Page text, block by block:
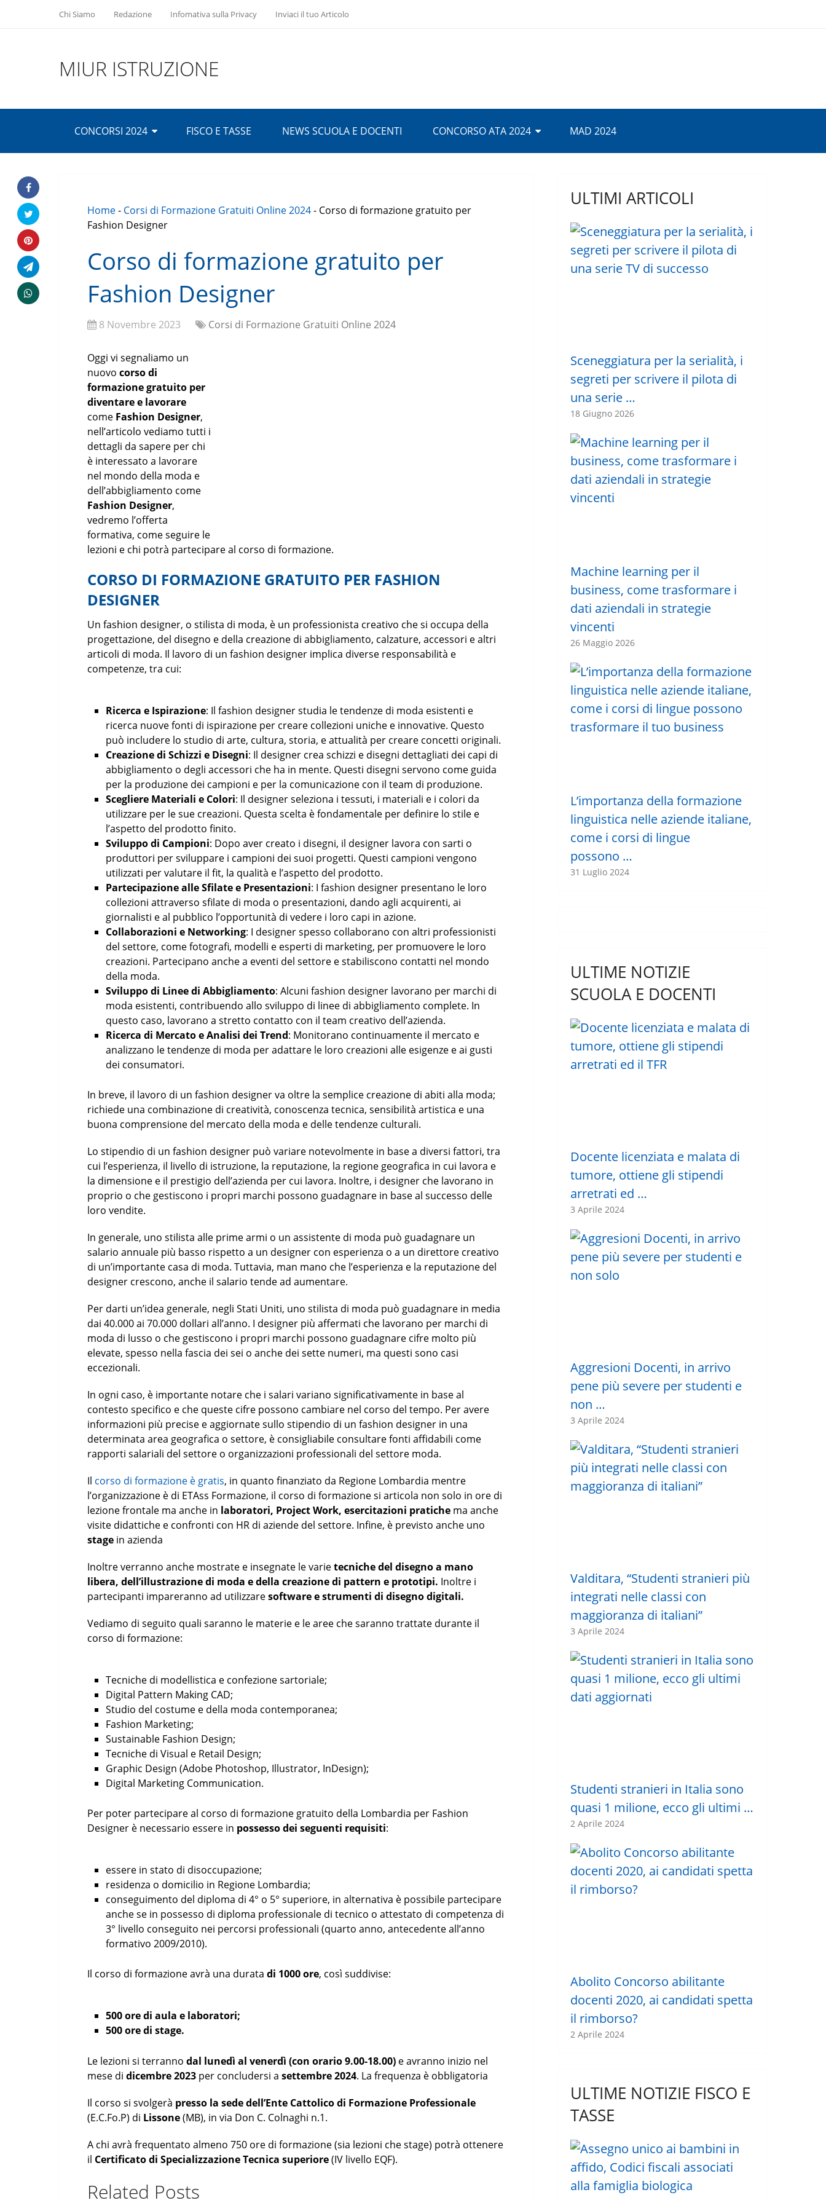
Chi Siamo Redazione Infomativa sulla Privacy Inviaci il tuo Articolo
MIUR ISTRUZIONE
CONCORSI 2024 FISCO E TASSE NEWS SCUOLA E DOCENTI CONCORSO ATA 2024 MAD 2024
Home- Corsi di Formazione Gratuiti Online 2024- Corso di formazione gratuito per
Fashion Designer
Corso di formazione gratuito per
Fashion Designer
8 Novembre 2023 Corsi di Formazione Gratuiti Online 2024
Oggi vi segnaliamo un
nuovo corso di
formazione gratuito per
diventare e lavorare
come Fashion Designer,
nell’articolo vediamo tutti i
dettagli da sapere per chi
è interessato a lavorare
nel mondo della moda e
dell’abbigliamento come
Fashion Designer,
vedremo l’offerta
formativa, come seguire le
lezioni e chi potrà partecipare al corso di formazione.
CORSO DI FORMAZIONE GRATUITO PER FASHION
DESIGNER
Un fashion designer, o stilista di moda, è un professionista creativo che si occupa della
progettazione, del disegno e della creazione di abbigliamento, calzature, accessori e altri
articoli di moda. Il lavoro di un fashion designer implica diverse responsabilità e
competenze, tra cui:
Ricerca e Ispirazione: Il fashion designer studia le tendenze di moda esistenti e
ricerca nuove fonti di ispirazione per creare collezioni uniche e innovative. Questo
può includere lo studio di arte, cultura, storia, e attualità per creare concetti originali.
Creazione di Schizzi e Disegni: Il designer crea schizzi e disegni dettagliati dei capi di
abbigliamento o degli accessori che ha in mente. Questi disegni servono come guida
per la produzione dei campioni e per la comunicazione con il team di produzione.
Scegliere Materiali e Colori: Il designer seleziona i tessuti, i materiali e i colori da
utilizzare per le sue creazioni. Questa scelta è fondamentale per definire lo stile e
l’aspetto del prodotto finito.
Sviluppo di Campioni: Dopo aver creato i disegni, il designer lavora con sarti o
produttori per sviluppare i campioni dei suoi progetti. Questi campioni vengono
utilizzati per valutare il fit, la qualità e l’aspetto del prodotto.
Partecipazione alle Sfilate e Presentazioni: I fashion designer presentano le loro
collezioni attraverso sfilate di moda o presentazioni, dando agli acquirenti, ai
giornalisti e al pubblico l’opportunità di vedere i loro capi in azione.
Collaborazioni e Networking: I designer spesso collaborano con altri professionisti
del settore, come fotografi, modelli e esperti di marketing, per promuovere le loro
creazioni. Partecipano anche a eventi del settore e stabiliscono contatti nel mondo
della moda.
Sviluppo di Linee di Abbigliamento: Alcuni fashion designer lavorano per marchi di
moda esistenti, contribuendo allo sviluppo di linee di abbigliamento complete. In
questo caso, lavorano a stretto contatto con il team creativo dell’azienda.
Ricerca di Mercato e Analisi dei Trend: Monitorano continuamente il mercato e
analizzano le tendenze di moda per adattare le loro creazioni alle esigenze e ai gusti
dei consumatori.
In breve, il lavoro di un fashion designer va oltre la semplice creazione di abiti alla moda;
richiede una combinazione di creatività, conoscenza tecnica, sensibilità artistica e una
buona comprensione del mercato della moda e delle tendenze culturali.
Lo stipendio di un fashion designer può variare notevolmente in base a diversi fattori, tra
cui l’esperienza, il livello di istruzione, la reputazione, la regione geografica in cui lavora e
la dimensione e il prestigio dell’azienda per cui lavora. Inoltre, i designer che lavorano in
proprio o che gestiscono i propri marchi possono guadagnare in base al successo delle
loro vendite.
In generale, uno stilista alle prime armi o un assistente di moda può guadagnare un
salario annuale più basso rispetto a un designer con esperienza o a un direttore creativo
di un’importante casa di moda. Tuttavia, man mano che l’esperienza e la reputazione del
designer crescono, anche il salario tende ad aumentare.
Per darti un’idea generale, negli Stati Uniti, uno stilista di moda può guadagnare in media
dai 40.000 ai 70.000 dollari all’anno. I designer più affermati che lavorano per marchi di
moda di lusso o che gestiscono i propri marchi possono guadagnare cifre molto più
elevate, spesso nella fascia dei sei o anche dei sette numeri, ma questi sono casi
eccezionali.
In ogni caso, è importante notare che i salari variano significativamente in base al
contesto specifico e che queste cifre possono cambiare nel corso del tempo. Per avere
informazioni più precise e aggiornate sullo stipendio di un fashion designer in una
determinata area geografica o settore, è consigliabile consultare fonti affidabili come
rapporti salariali del settore o organizzazioni professionali del settore moda.
Il corso di formazione è gratis, in quanto finanziato da Regione Lombardia mentre
l’organizzazione è di ETAss Formazione, il corso di formazione si articola non solo in ore di
lezione frontale ma anche in laboratori, Project Work, esercitazioni pratiche ma anche
visite didattiche e confronti con HR di aziende del settore. Infine, è previsto anche uno
stage in azienda
Inoltre verranno anche mostrate e insegnate le varietecniche del disegno a mano
libera, dell’illustrazione di moda e della creazione di pattern e prototipi. Inoltre i
partecipanti impareranno ad utilizzaresoftware e strumenti di disegno digitali.
Vediamo di seguito quali saranno le materie e le aree che saranno trattate durante il
corso di formazione:
Tecniche di modellistica e confezione sartoriale;
Digital Pattern Making CAD;
Studio del costume e della moda contemporanea;
Fashion Marketing;
Sustainable Fashion Design;
Tecniche di Visual e Retail Design;
Graphic Design (Adobe Photoshop, Illustrator, InDesign);
Digital Marketing Communication.
Per poter partecipare al corso di formazione gratuito della Lombardia per Fashion
Designer è necessario essere in possesso dei seguenti requisiti:
essere in stato di disoccupazione;
residenza o domicilio in Regione Lombardia;
conseguimento del diploma di 4° o 5° superiore, in alternativa è possibile partecipare
anche se in possesso di diploma professionale di tecnico o attestato di competenza di
3° livello conseguito nei percorsi professionali (quarto anno, antecedente all’anno
formativo 2009/2010).
Il corso di formazione avrà una durata di 1000 ore, così suddivise:
500 ore di aula e laboratori;
500 ore di stage.
Le lezioni si terranno dal lunedì al venerdì (con orario 9.00-18.00) e avranno inizio nel
mese di dicembre 2023 per concludersi a settembre 2024. La frequenza è obbligatoria
Il corso si svolgerà presso la sede dell’Ente Cattolico di Formazione Professionale
(E.C.Fo.P) di Lissone(MB), in via Don C. Colnaghi n.1.
A chi avrà frequentato almeno 750 ore di formazione (sia lezioni che stage) potrà ottenere
il Certificato di Specializzazione Tecnica superiore(IV livello EQF).
Related Posts
ULTIMI ARTICOLI
Sceneggiatura per la serialità, i
segreti per scrivere il pilota di
una serie …
18 Giugno 2026
Machine learning per il
business, come trasformare i
dati aziendali in strategie
vincenti
26 Maggio 2026
L’importanza della formazione
linguistica nelle aziende italiane,
come i corsi di lingue
possono …
31 Luglio 2024
ULTIME NOTIZIE
SCUOLA E DOCENTI
Docente licenziata e malata di
tumore, ottiene gli stipendi
arretrati ed …
3 Aprile 2024
Aggresioni Docenti, in arrivo
pene più severe per studenti e
non …
3 Aprile 2024
Valditara, “Studenti stranieri più
integrati nelle classi con
maggioranza di italiani”
3 Aprile 2024
Studenti stranieri in Italia sono
quasi 1 milione, ecco gli ultimi …
2 Aprile 2024
Abolito Concorso abilitante
docenti 2020, ai candidati spetta
il rimborso?
2 Aprile 2024
ULTIME NOTIZIE FISCO E
TASSE